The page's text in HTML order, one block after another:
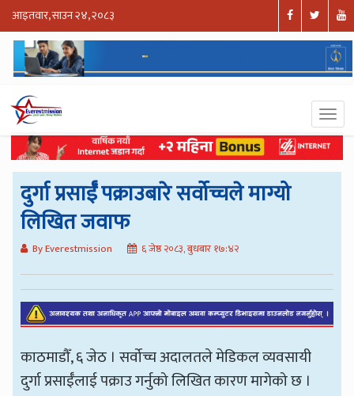
आइतवार, साउन २४, २०८३
दुर्गा प्रसाईँ पक्राउबारे सर्वोच्चले माग्यो
लिखित जवाफ
By Everestmission ६ जेष्ठ २०८३, बुधबार १७:४२
काठमाडौँ, ६ जेठ । सर्वोच्च अदालतले मेडिकल व्यवसायी
दुर्गा प्रसाईँलाई पक्राउ गर्नुको लिखित कारण मागेको छ ।